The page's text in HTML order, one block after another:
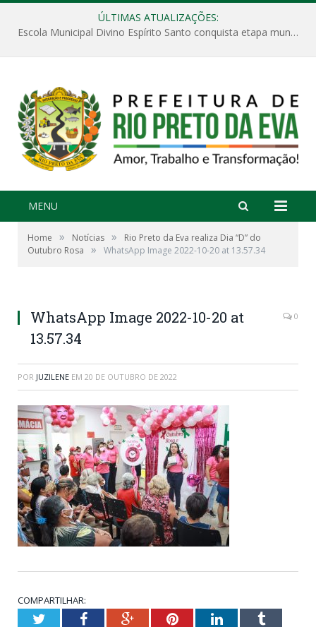
ÚLTIMAS ATUALIZAÇÕES:
Escola Municipal Divino Espírito Santo conquista etapa municipal da V Feira Amazonense de Matemática
MENU
Home » Notícias »
Rio Preto da Eva realiza Dia “D” do
Outubro Rosa
» WhatsApp Image 2022-10-20 at 13.57.34
WhatsApp Image 2022-10-20 at
13.57.34
0
POR JUZILENE EM 20 DE OUTUBRO DE 2022
COMPARTILHAR:
TwitterFacebookGoogle+PinterestLinkedInTumblr